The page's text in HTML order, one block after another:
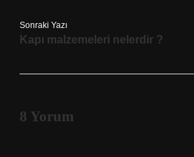
Sonraki Yazı
Kapı malzemeleri nelerdir ?
8 Yorum